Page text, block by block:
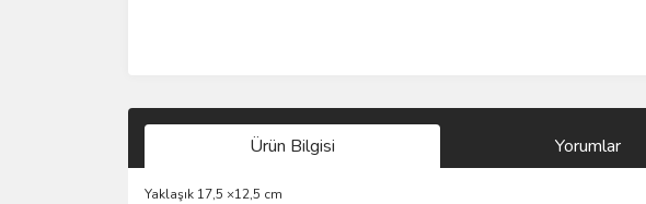
Ürün Bilgisi Yorumlar
Yaklaşık 17,5 ×12,5 cm